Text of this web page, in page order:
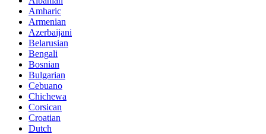
Amharic
Armenian
Azerbaijani
Belarusian
Bengali
Bosnian
Bulgarian
Cebuano
Chichewa
Corsican
Croatian
Dutch